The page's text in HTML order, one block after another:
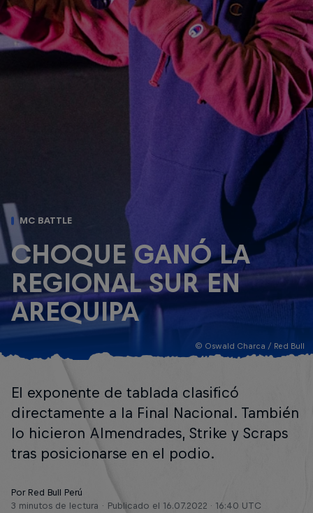
© Oswald Charca / Red Bull
MC BATTLE
CHOQUE GANÓ LA
REGIONAL SUR EN
AREQUIPA
El exponente de tablada clasificó
directamente a la Final Nacional. También
lo hicieron Almendrades, Strike y Scraps
tras posicionarse en el podio.
Por Red Bull Perú
3 minutos de lectura
Publicado el 16.07.2022 · 16:40 UTC